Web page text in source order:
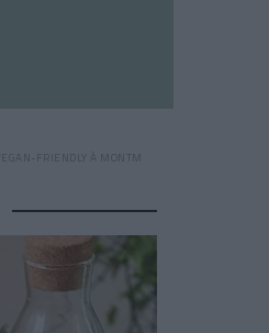
FRIENDLY À MONTMARTRE